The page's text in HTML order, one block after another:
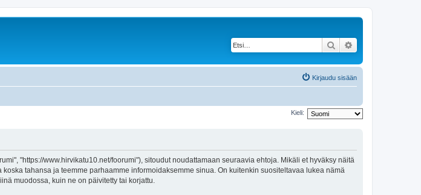
Etsi
Kirjaudu sisään
Kieli:
"https://www.hirvikatu10.net/foorumi"), sitoudut noudattamaan seuraavia ehtoja. Mikäli et hyväksy näitä
tahansa ja teemme parhaamme informoidaksemme sinua. On kuitenkin suositeltavaa lukea nämä
muodossa, kuin ne on päivitetty tai korjattu.